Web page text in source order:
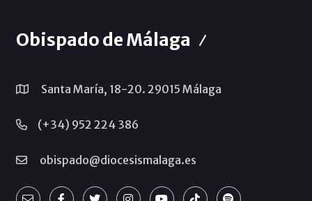
Obispado de Málaga
Santa María, 18-20. 29015 Málaga
(+34) 952 224 386
obispado@diocesismalaga.es